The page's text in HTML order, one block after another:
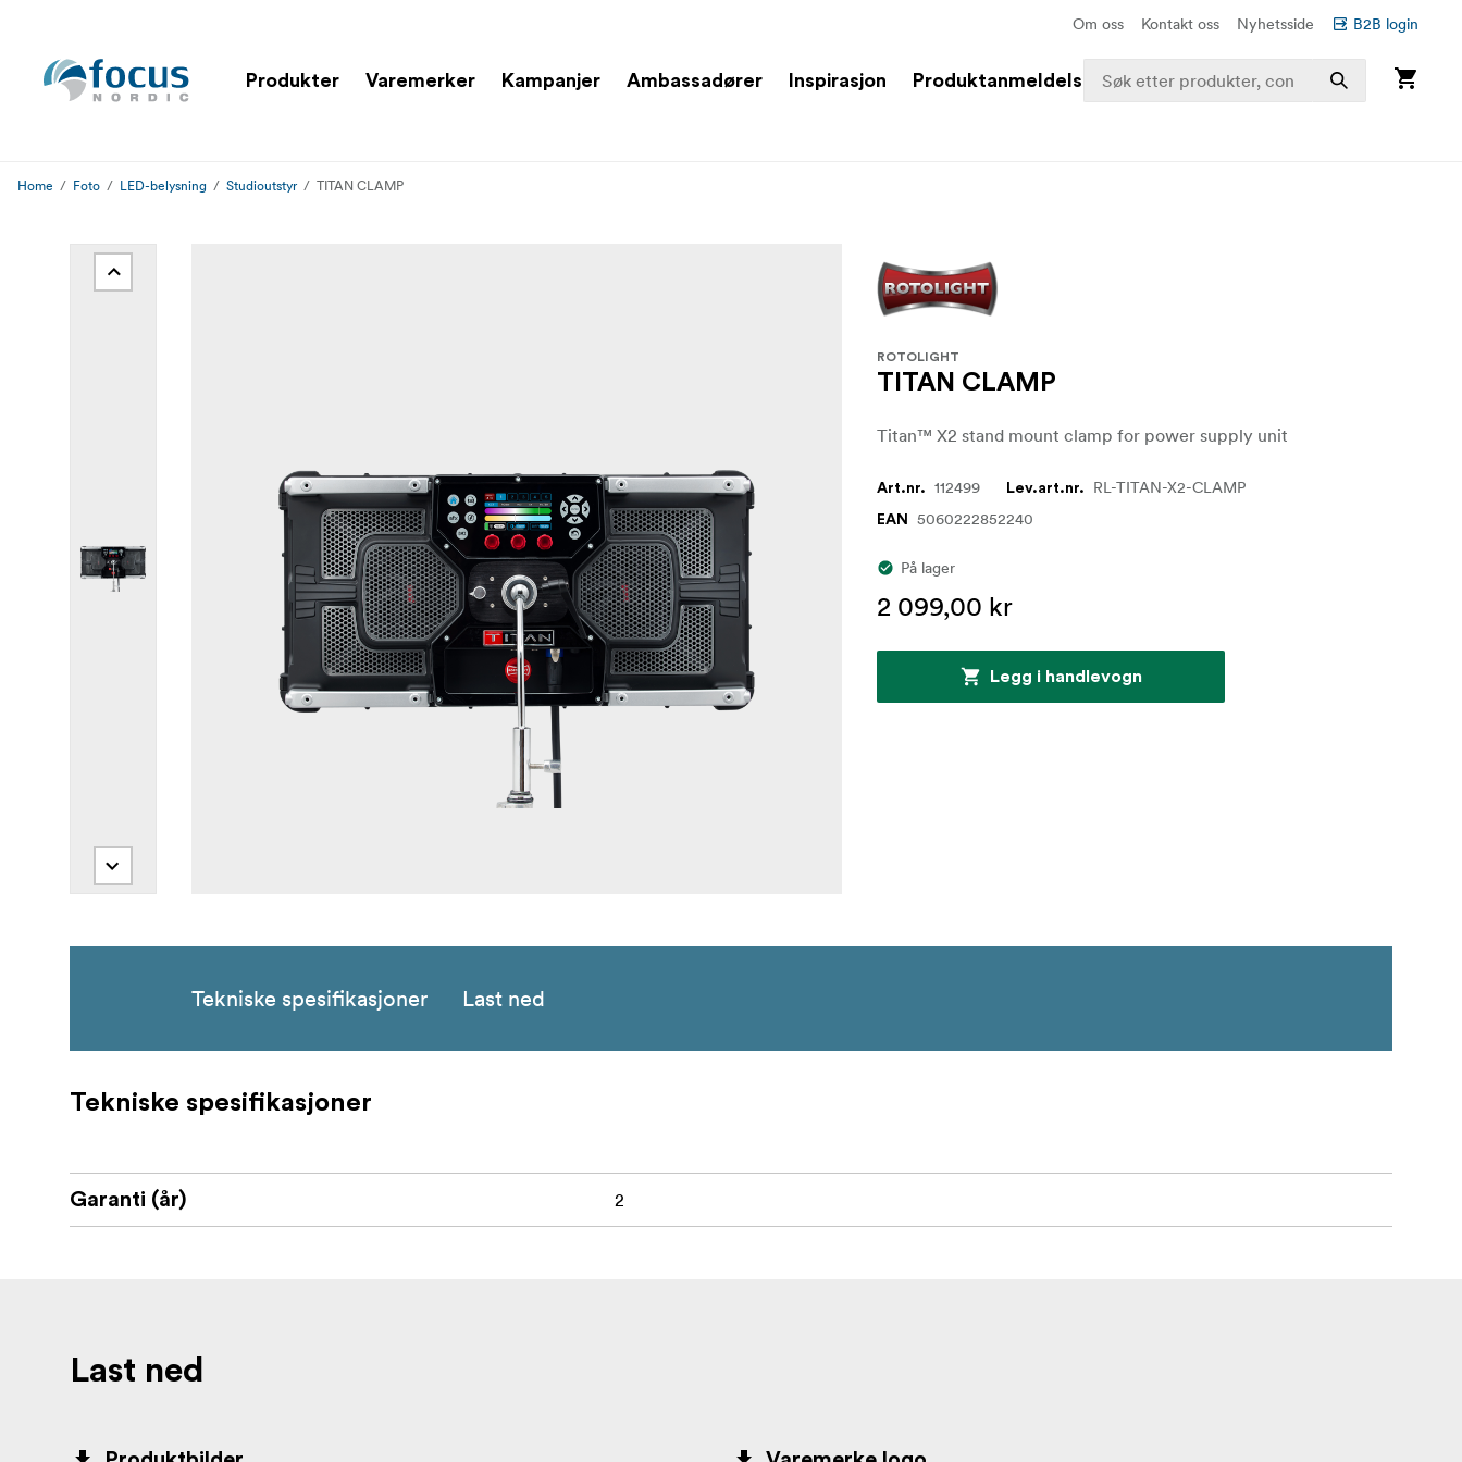
Om oss Kontakt oss Nyhetsside B2B login
Produkter Varemerker Kampanjer Ambassadører Inspirasjon Produktanmeldelser
Home Foto LED-belysning Studioutstyr TITAN CLAMP
ROTOLIGHT
TITAN CLAMP
Titan™ X2 stand mount clamp for power supply unit
Art.nr. 112499 Lev.art.nr. RL-TITAN-X2-CLAMP
EAN 5060222852240
På lager
2 099,00 kr
Legg i handlevogn
Tekniske spesifikasjoner Last ned
Tekniske spesifikasjoner
Garanti (år) 2
Last ned